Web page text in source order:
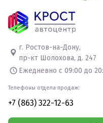
г. Ростов-на-Дону,
пр-кт Шолохова, д. 247
Ежедневно с 09:00 до
Телефоны отдела продаж:
+7 (863) 322-12-63